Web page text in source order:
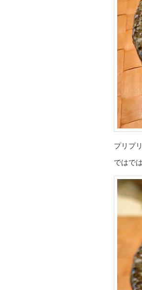
プリプ
ではで